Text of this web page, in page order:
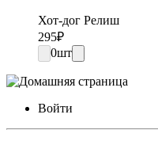
Хот-дог Релиш
295₽
0шт
Войти